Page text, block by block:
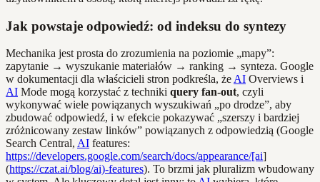
Jak powstaje odpowiedź: od indeksu do syntezy
Mechanika jest prosta do zrozumienia na poziomie „mapy”:
zapytanie → wyszukanie materiałów → ranking → synteza. Google
w dokumentacji dla właścicieli stron podkreśla, że AI Overviews i
AI Mode mogą korzystać z techniki query fan-out, czyli
wykonywać wiele powiązanych wyszukiwań „po drodze”, aby
zbudować odpowiedź, i w efekcie pokazywać „szerszy i bardziej
zróżnicowany zestaw linków” powiązanych z odpowiedzią (Google
Search Central, AI features:
https://developers.google.com/search/docs/appearance/[ai]
(https://czat.ai/blog/ai)-features). To brzmi jak pluralizm wbudowany